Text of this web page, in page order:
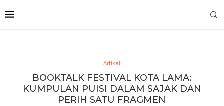
Artikel
BOOKTALK FESTIVAL KOTA LAMA:
KUMPULAN PUISI DALAM SAJAK DAN
PERIH SATU FRAGMEN